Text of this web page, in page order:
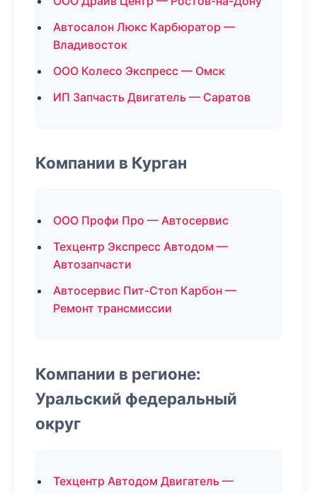
Автосалон Люкс Карбюратор —
Владивосток
ООО Колесо Экспресс — Омск
ИП Запчасть Двигатель — Саратов
Компании в Курган
ООО Профи Про — Автосервис
Техцентр Экспресс Автодом —
Автозапчасти
Автосервис Пит-Стоп Карбон —
Ремонт трансмиссии
Компании в регионе:
Уральский федеральный
округ
Техцентр Автодом Двигатель —